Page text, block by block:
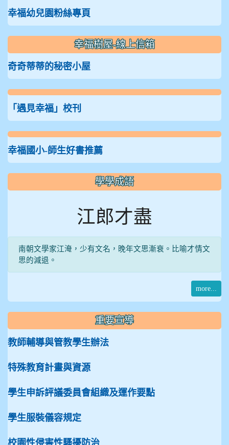
幸福幼兒園粉絲專頁
幸福樹屋-線上信箱
奇奇蒂蒂的秘密小屋
「遇見幸福」校刊
幸福國小-師生好書推薦
學學成語
江郎才盡
南朝文學家江淹，少有文名，晚年文思漸衰。比喻才情文
思的減退。
more...
重要宣導
教師輔導與管教學生辦法
特殊教育計畫與資源
學生申訴評議委員會組織及運作要點
學生服裝儀容規定
校園性侵害性騷擾防治